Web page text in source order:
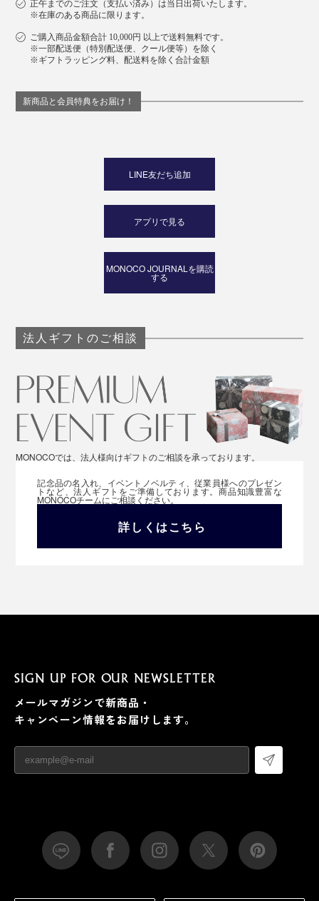
ストラップを使わないで、ワイヤーリール裏面のベルト
フックを直接差し込めば、ベルトやポケット、バッグに
も取りつけ可能です。
コ向きどちらにも下げられます。
正午までのご注文（支払い済み）は当日出荷いたします。
※在庫のある商品に限ります。
ご購入商品金額合計 10,000円 以上で送料無料です。
※一部配送便（特別配送便、クール便等）を除く
※ギフトラッピング料、配送料を除く合計金額
新商品と会員特典をお届け！
LINE友だち追加
アプリで見る
MONOCO JOURNALを購読
する
法人ギフトのご相談
MONOCOでは、法人様向けギフトのご相談を承っております。
記念品の名入れ、イベントノベルティ、従業員様へのプレゼン
トなど、法人ギフトをご準備しております。商品知識豊富な
MONOCOチームにご相談ください。
詳しくはこちら
SIGN UP FOR OUR NEWSLETTER
メールマガジンで新商品・
キャンペーン情報をお届けします。